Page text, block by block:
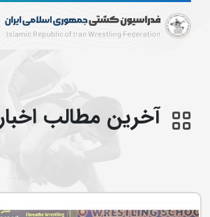
آخرین مطالب